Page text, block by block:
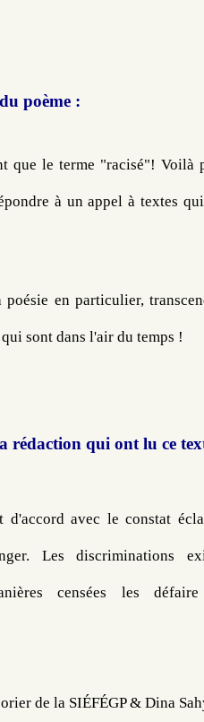
poème :
que le terme "racisé"! Voilà
à un appel à textes
en particulier,
sont dans l'air du temps !
rédaction qui ont lu ce
d'accord avec le constat
Les discriminations
censées les
de la SIÉFÉGP & Dina